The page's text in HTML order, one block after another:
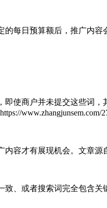
每日预算额后，推广内容
使商户并未提交这些词
www.zhangjunsem.com/
容才有展现机会。 文章源
、或者搜索词完全包含关